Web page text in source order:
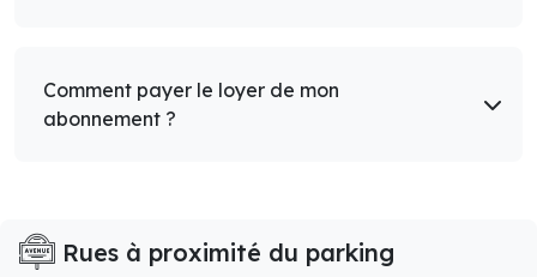
Comment payer le loyer de mon
abonnement ?
Rues à proximité du parking